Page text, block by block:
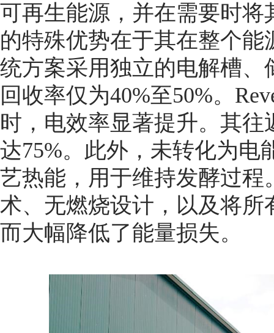
可再生能源，并在需要时将
的特殊优势在于其在整个
统方案采用独立的电解槽
回收率仅为40%至50%。
时，电效率显著提升。其
达75%。此外，未转化为电
艺热能，用于维持发酵过
术、无燃烧设计，以及将
而大幅降低了能量损失。